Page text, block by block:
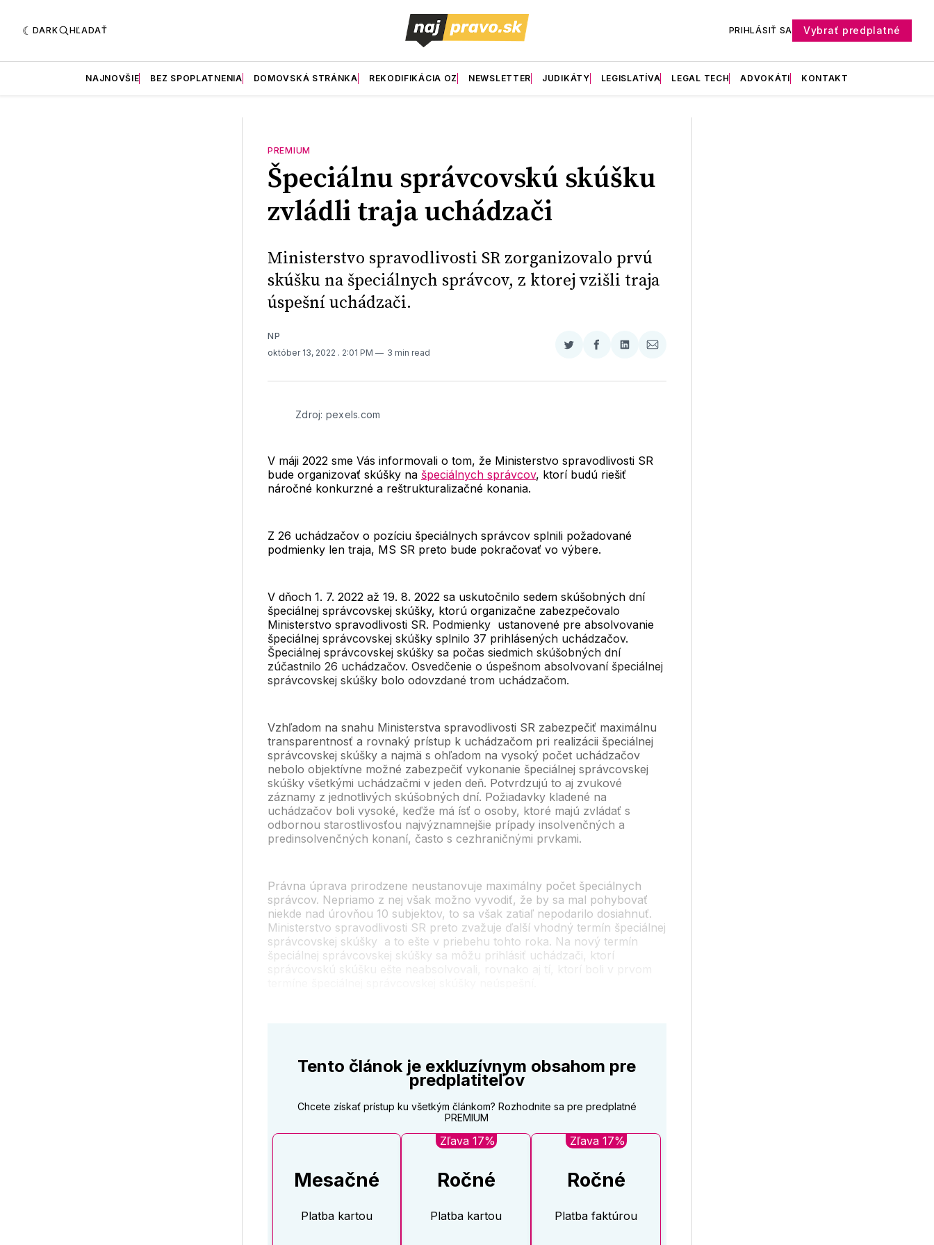
DARK HĽADAŤ PRIHLÁSIŤ SA Vybrať predplatné
NAJNOVŠIE BEZ SPOPLATNENIA DOMOVSKÁ STRÁNKA REKODIFIKÁCIA OZ NEWSLETTER JUDIKÁTY LEGISLATÍVA LEGAL TECH ADVOKÁTI KONTAKT
PREMIUM
Špeciálnu správcovskú skúšku
zvládli traja uchádzači
Ministerstvo spravodlivosti SR zorganizovalo prvú
skúšku na špeciálnych správcov, z ktorej vzišli traja
úspešní uchádzači.
NP
október 13, 2022 . 2:01 PM 3 min read
Zdieľať
Twitter
Zdieľať
Facebooku
Zdieľať
LinkedIne
Zdieľať
E-
Zdroj: pexels.com
V máji 2022 sme Vás informovali o tom, že Ministerstvo spravodlivosti SR
bude organizovať skúšky na špeciálnych správcov, ktorí budú riešiť
náročné konkurzné a reštrukturalizačné konania.
Z 26 uchádzačov o pozíciu špeciálnych správcov splnili požadované
podmienky len traja, MS SR preto bude pokračovať vo výbere.
V dňoch 1. 7. 2022 až 19. 8. 2022 sa uskutočnilo sedem skúšobných dní
špeciálnej správcovskej skúšky, ktorú organizačne zabezpečovalo
Ministerstvo spravodlivosti SR. Podmienky ustanovené pre absolvovanie
špeciálnej správcovskej skúšky splnilo 37 prihlásených uchádzačov.
Špeciálnej správcovskej skúšky sa počas siedmich skúšobných dní
zúčastnilo 26 uchádzačov. Osvedčenie o úspešnom absolvovaní špeciálnej
správcovskej skúšky bolo odovzdané trom uchádzačom.
Vzhľadom na snahu Ministerstva spravodlivosti SR zabezpečiť maximálnu
transparentnosť a rovnaký prístup k uchádzačom pri realizácii špeciálnej
správcovskej skúšky a najmä s ohľadom na vysoký počet uchádzačov
nebolo objektívne možné zabezpečiť vykonanie špeciálnej správcovskej
skúšky všetkými uchádzačmi v jeden deň. Potvrdzujú to aj zvukové
záznamy z jednotlivých skúšobných dní. Požiadavky kladené na
uchádzačov boli vysoké, keďže má ísť o osoby, ktoré majú zvládať s
odbornou starostlivosťou najvýznamnejšie prípady insolvenčných a
predinsolvenčných konaní, často s cezhraničnými prvkami.
Právna úprava prirodzene neustanovuje maximálny počet špeciálnych
správcov. Nepriamo z nej však možno vyvodiť, že by sa mal pohybovať
niekde nad úrovňou 10 subjektov, to sa však zatiaľ nepodarilo dosiahnuť.
Ministerstvo spravodlivosti SR preto zvažuje ďalší vhodný termín špeciálnej
správcovskej skúšky a to ešte v priebehu tohto roka. Na nový termín
špeciálnej správcovskej skúšky sa môžu prihlásiť uchádzači, ktorí
Tento článok je exkluzívnym obsahom pre
predplatiteľov
Chcete získať prístup ku všetkým článkom? Rozhodnite sa pre predplatné
PREMIUM
Mesačné
Platba kartou
Zľava 17%
Ročné
Platba kartou
Zľava 17%
Ročné
Platba faktúrou